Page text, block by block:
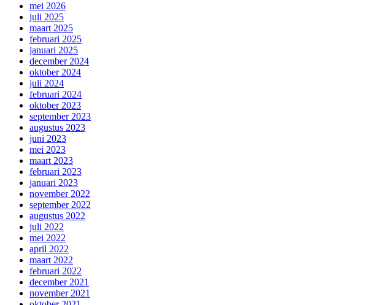
mei 2026
juli 2025
maart 2025
februari 2025
januari 2025
december 2024
oktober 2024
juli 2024
februari 2024
oktober 2023
september 2023
augustus 2023
juni 2023
mei 2023
maart 2023
februari 2023
januari 2023
november 2022
september 2022
augustus 2022
juli 2022
mei 2022
april 2022
maart 2022
februari 2022
december 2021
november 2021